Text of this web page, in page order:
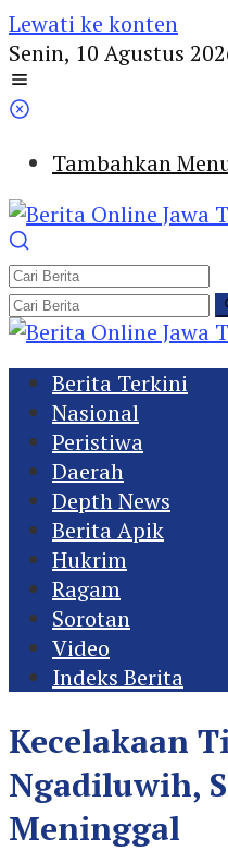
Lewati ke konten
Senin, 10 Agustus
Tambahkan
Berita Terkini
Nasional
Peristiwa
Daerah
Depth News
Berita Apik
Hukrim
Ragam
Sorotan
Video
Indeks Berita
Kecelakaan
Ngadiluwih,
Meninggal